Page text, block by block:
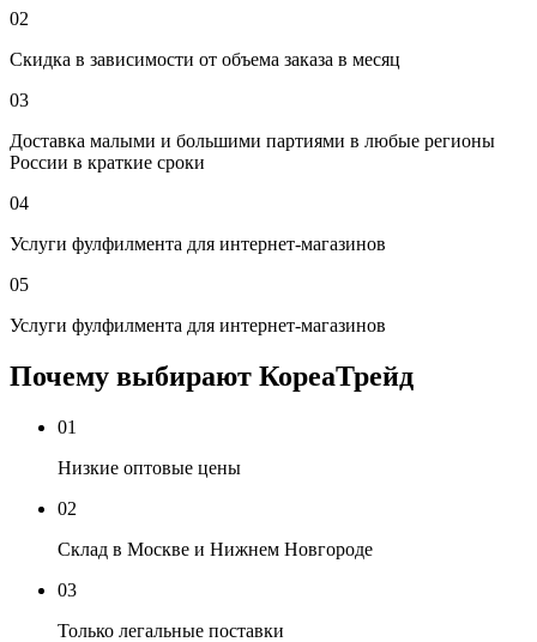
02
Скидка в зависимости от объема заказа в месяц
03
Доставка малыми и большими партиями в любые регионы
России в краткие сроки
04
Услуги фулфилмента для интернет-магазинов
05
Услуги фулфилмента для интернет-магазинов
Почему выбирают КореаТрейд
01
Низкие оптовые цены
02
Склад в Москве и Нижнем Новгороде
03
Только легальные поставки